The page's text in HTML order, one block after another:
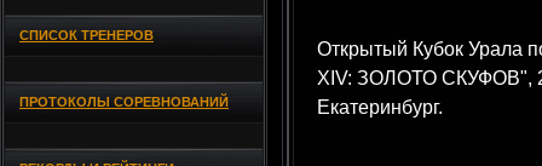
СПИСОК ТРЕНЕРОВ
ПРОТОКОЛЫ СОРЕВНОВАНИЙ
Открытый Кубок Урала
XIV: ЗОЛОТО СКУФОВ",
Екатеринбург.